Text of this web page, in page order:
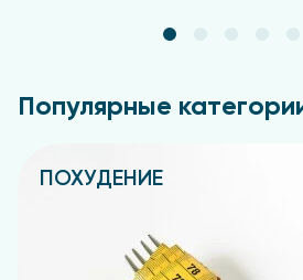
Популярные
ПОХУДЕНИЕ